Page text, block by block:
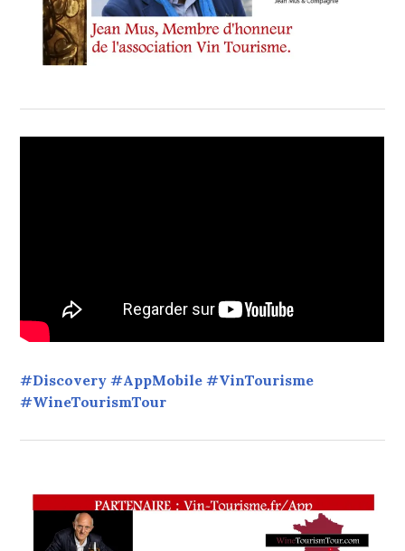
#Discovery #AppMobile #VinTourisme
#WineTourismTour